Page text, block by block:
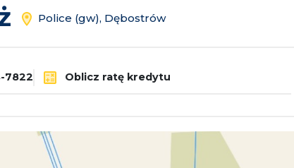
Police (gw), Dębostrów
7822 Oblicz ratę kredytu